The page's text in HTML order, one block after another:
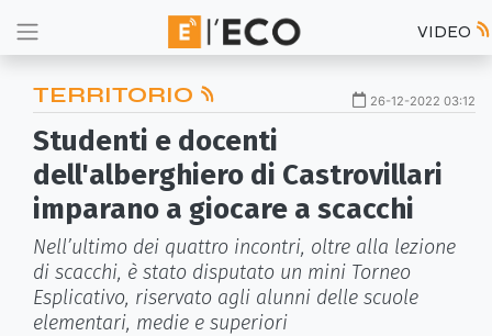
VIDEO
TERRITORIO 26-12-2022 03:12
Studenti e docenti
dell'alberghiero di Castrovillari
imparano a giocare a scacchi
Nell’ultimo dei quattro incontri, oltre alla lezione
di scacchi, è stato disputato un mini Torneo
Esplicativo, riservato agli alunni delle scuole
elementari, medie e superiori